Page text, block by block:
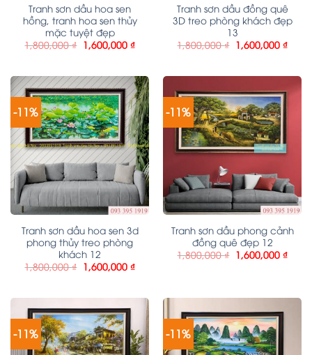
Tranh sơn dầu hoa sen
hồng, tranh hoa sen thủy
mặc tuyệt đẹp
1,800,000₫ 1,600,000 ₫
Tranh sơn dầu đồng quê
3D treo phòng khách đẹp
13
1,800,000₫ 1,600,000 ₫
-11%
Tranh sơn dầu hoa sen 3d
phong thủy treo phòng
khách 12
1,800,000₫ 1,600,000 ₫
-11%
Tranh sơn dầu phong cảnh
đồng quê đẹp 12
1,800,000₫ 1,600,000 ₫
-11% -11%